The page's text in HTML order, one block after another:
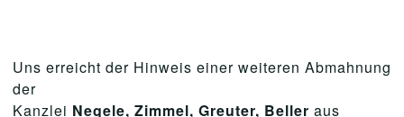
Uns erreicht der Hinweis einer weiteren Abmahnung
der
Kanzlei Negele, Zimmel, Greuter, Beller aus